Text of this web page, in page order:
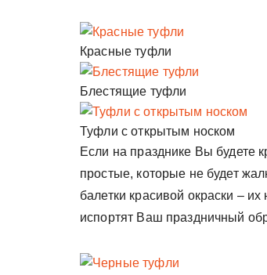
Красные туфли
Блестящие туфли
Туфли с открытым носком
Если на празднике Вы будете
простые, которые не будет
балетки красивой окраски –
испортят Ваш праздничный